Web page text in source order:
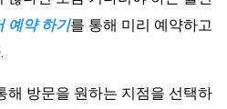
예약 하기를 통해 미리 예약하고
해 방문을 원하는 지점을 선택하